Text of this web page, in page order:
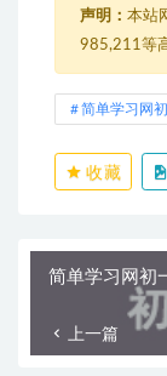
│ ├─ 第01讲
│ ├─ 第11讲
│ ├─ 第12讲
│ ├─ 第13讲
│ ├─ 第14讲 谷
│ ├─ 第16讲
│ ├─ 第17讲 谷
│ ├─ 第21讲
│ ├─ 第22讲
│ ├─ 第23讲
│ ├─ 第24讲
声明： 本站
985,211等
简单学习网
收藏
简单学习网初
上一篇